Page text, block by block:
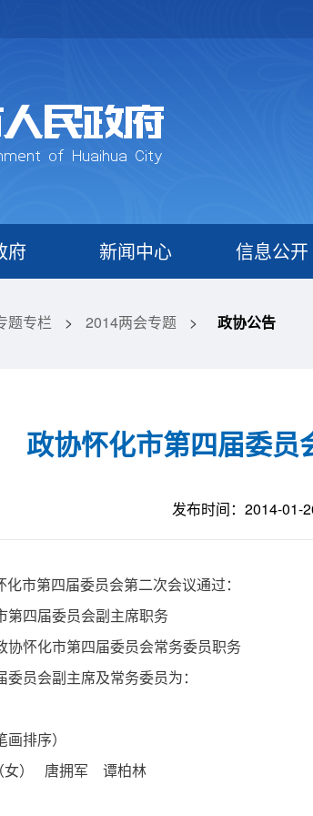
府 新闻中心 信息公开
题专栏 > 2014两会专题 > 政协公告
政协怀化市第四届委员
发布时间：2014-01-
市第四届委员会第二次会议通过：
四届委员会副主席职务
怀化市第四届委员会常务委员职务
员会副主席及常务委员为：
排序）
女） 唐拥军 谭柏林